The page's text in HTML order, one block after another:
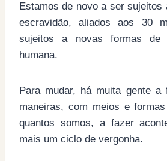
Estamos de novo a ser sujeitos
escravidão, aliados aos 30
sujeitos a novas formas de
humana.
Para mudar, há muita gente a
maneiras, com meios e
quantos somos, a fazer
mais um ciclo de vergonha.